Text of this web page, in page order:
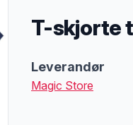
T-skjorte
Leverandør
Magic Store